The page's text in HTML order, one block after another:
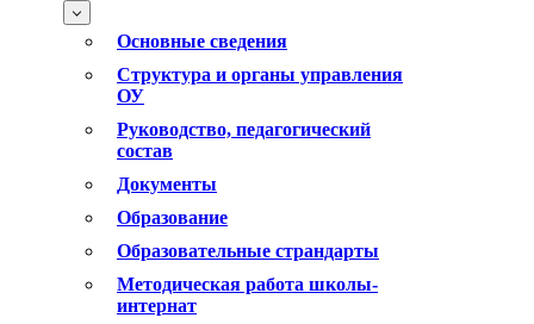
Основные сведения
Структура и органы управления
ОУ
Руководство, педагогический
состав
Документы
Образование
Образовательные страндарты
Методическая работа школы-
интернат